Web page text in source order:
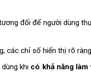
đối để người dùng
các chỉ số hiển thị rõ
khi có khả năng làm